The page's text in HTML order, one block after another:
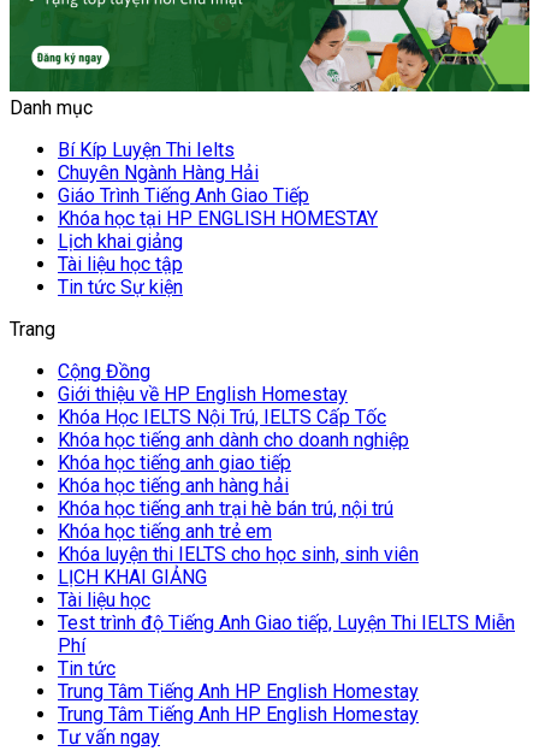
Danh mục
Bí Kíp Luyện Thi Ielts
Chuyên Ngành Hàng Hải
Giáo Trình Tiếng Anh Giao Tiếp
Khóa học tại HP ENGLISH HOMESTAY
Lịch khai giảng
Tài liệu học tập
Tin tức Sự kiện
Trang
Cộng Đồng
Giới thiệu về HP English Homestay
Khóa Học IELTS Nội Trú, IELTS Cấp Tốc
Khóa học tiếng anh dành cho doanh nghiệp
Khóa học tiếng anh giao tiếp
Khóa học tiếng anh hàng hải
Khóa học tiếng anh trại hè bán trú, nội trú
Khóa học tiếng anh trẻ em
Khóa luyện thi IELTS cho học sinh, sinh viên
LỊCH KHAI GIẢNG
Tài liệu học
Test trình độ Tiếng Anh Giao tiếp, Luyện Thi IELTS Miễn
Phí
Tin tức
Trung Tâm Tiếng Anh HP English Homestay
Trung Tâm Tiếng Anh HP English Homestay
Tư vấn ngay